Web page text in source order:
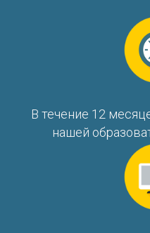
В течение 12
нашей